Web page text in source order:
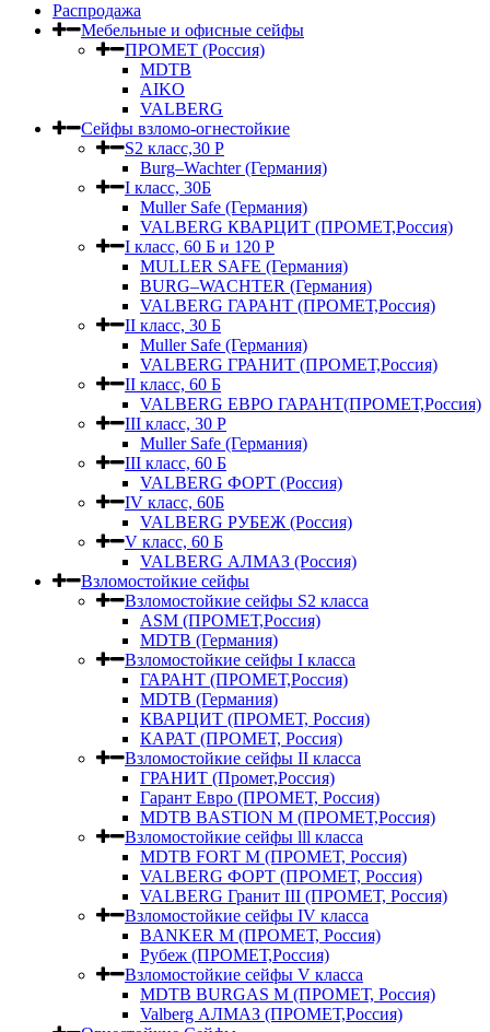
Распродажа
Мебельные и офисные сейфы
ПРОМЕТ (Россия)
MDTB
AIKO
VALBERG
Сейфы взломо-огнестойкие
S2 класс,30 Р
Burg–Wachter (Германия)
I класс, 30Б
Muller Safe (Германия)
VALBERG КВАРЦИТ (ПРОМЕТ,Россия)
I класс, 60 Б и 120 Р
MULLER SAFE (Германия)
BURG–WACHTER (Германия)
VALBERG ГАРАНТ (ПРОМЕТ,Россия)
II класс, 30 Б
Muller Safe (Германия)
VALBERG ГРАНИТ (ПРОМЕТ,Россия)
II класс, 60 Б
VALBERG ЕВРО ГАРАНТ(ПРОМЕТ,Россия)
III класс, 30 Р
Muller Safe (Германия)
III класс, 60 Б
VALBERG ФОРТ (Россия)
IV класс, 60Б
VALBERG РУБЕЖ (Россия)
V класс, 60 Б
VALBERG АЛМАЗ (Россия)
Взломостойкие сейфы
Взломостойкие сейфы S2 класса
ASM (ПРОМЕТ,Россия)
MDTB (Германия)
Взломостойкие сейфы I класса
ГАРАНТ (ПРОМЕТ,Россия)
MDTB (Германия)
КВАРЦИТ (ПРОМЕТ, Россия)
КАРАТ (ПРОМЕТ, Россия)
Взломостойкие сейфы II класса
ГРАНИТ (Промет,Россия)
Гарант Евро (ПРОМЕТ, Россия)
MDTB BASTION M (ПРОМЕТ,Россия)
Взломостойкие сейфы lll класса
MDTB FORT M (ПРОМЕТ, Россия)
VALBERG ФОРТ (ПРОМЕТ, Россия)
VALBERG Гранит III (ПРОМЕТ, Россия)
Взломостойкие сейфы IV класса
BANKER M (ПРОМЕТ, Россия)
Рубеж (ПРОМЕТ,Россия)
Взломостойкие сейфы V класса
MDTB BURGAS M (ПРОМЕТ, Россия)
Valberg АЛМАЗ (ПРОМЕТ,Россия)